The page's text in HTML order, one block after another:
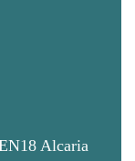
Alcaria